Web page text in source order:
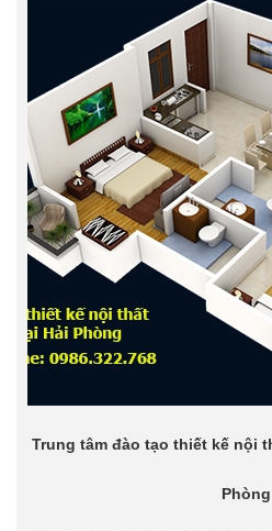
Trung tâm đào tạo thiết kế nội
Phòng